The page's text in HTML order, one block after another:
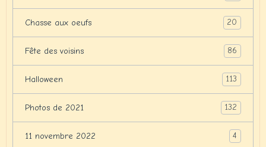
Chasse aux oeufs 20
Fête des voisins 86
Halloween 113
Photos de 2021 132
11 novembre 2022 4